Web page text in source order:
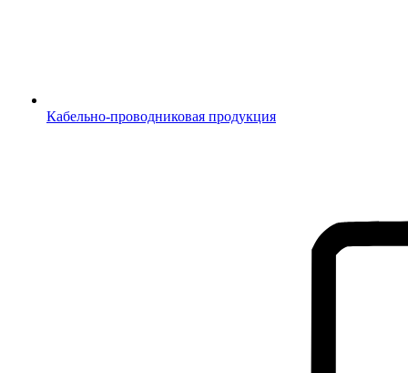
Кабельно-проводниковая продукция